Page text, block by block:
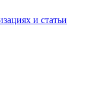
и статьи